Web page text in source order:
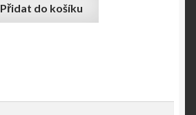
Přidat do košíku